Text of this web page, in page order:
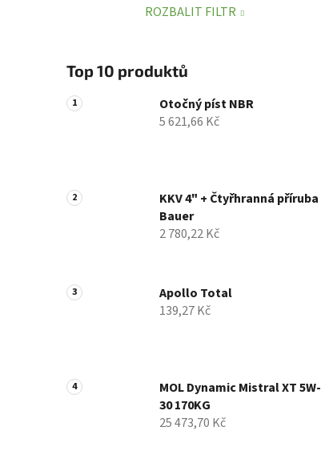
l
ROZBALIT FILTR
Top 10 produktů
Otočný píst NBR
5 621,66 Kč
KKV 4" + Čtyřhranná příruba
Bauer
2 780,22 Kč
Apollo Total
139,27 Kč
MOL Dynamic Mistral XT 5W-
30 170KG
25 473,70 Kč